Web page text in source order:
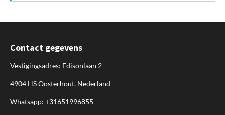
Contact gegevens
Vestigingsadres: Edisonlaan 2
4904 HS Oosterhout, Nederland
Whatsapp: +31651996855